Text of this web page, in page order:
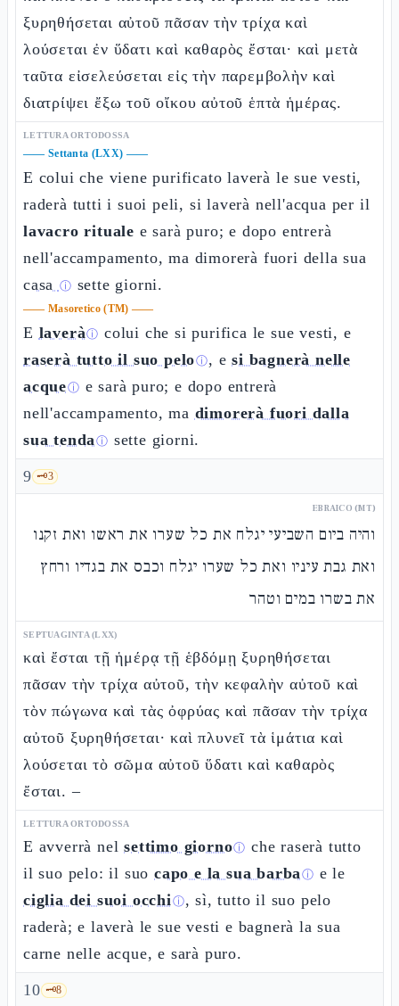
ξυρηθήσεται αὐτοῦ πᾶσαν τὴν τρίχα καὶ
λούσεται ἐν ὕδατι καὶ καθαρὸς ἔσται· καὶ μετὰ
ταῦτα εἰσελεύσεται εἰς τὴν παρεμβολὴν καὶ
διατρίψει ἔξω τοῦ οἴκου αὐτοῦ ἑπτὰ ἡμέρας.
LETTURA ORTODOSSA
—— Settanta (LXX) ——
E colui che viene purificato laverà le sue vesti,
raderà tutti i suoi peli, si laverà nell'acqua per il
lavacro rituale e sarà puro; e dopo entrerà
nell'accampamento, ma dimorerà fuori della sua
casa ⓘ sette giorni.
—— Masoretico (TM) ——
E laveràⓘ colui che si purifica le sue vesti, e
raserà tutto il suo peloⓘ, esi bagnerà nelle
acqueⓘ e sarà puro; e dopo entrerà
nell'accampamento, ma dimorerà fuori dalla
sua tendaⓘ sette giorni.
9 🗝️3
EBRAICO (MT)
והיה ביום השביעי יגלח את כל שערו את ראשו ואת זקנו
ואת גבת עיניו ואת כל שערו יגלח וכבס את בגדיו ורחץ
את בשרו במים וטהר
SEPTUAGINTA (LXX)
καὶ ἔσται τῇ ἡμέρᾳ τῇ ἑβδόμῃ ξυρηθήσεται
πᾶσαν τὴν τρίχα αὐτοῦ, τὴν κεφαλὴν αὐτοῦ καὶ
τὸν πώγωνα καὶ τὰς ὀφρύας καὶ πᾶσαν τὴν τρίχα
αὐτοῦ ξυρηθήσεται· καὶ πλυνεῖ τὰ ἱμάτια καὶ
λούσεται τὸ σῶμα αὐτοῦ ὕδατι καὶ καθαρὸς
ἔσται. –
LETTURA ORTODOSSA
E avverrà nelsettimo giornoⓘ che raserà tutto
il suo pelo: il suocapo e la sua barbaⓘ e le
ciglia dei suoi occhiⓘ, sì, tutto il suo pelo
raderà; e laverà le sue vesti e bagnerà la sua
carne nelle acque, e sarà puro.
10 🗝️8